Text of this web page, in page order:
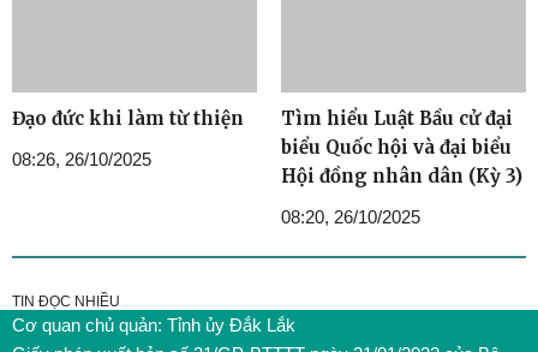
Đạo đức khi làm từ thiện
08:26, 26/10/2025
Tìm hiểu Luật Bầu cử đại
biểu Quốc hội và đại biểu
Hội đồng nhân dân (Kỳ 3)
08:20, 26/10/2025
TIN ĐỌC NHIỀU
Cơ quan chủ quản: Tỉnh ủy Đắk Lắk